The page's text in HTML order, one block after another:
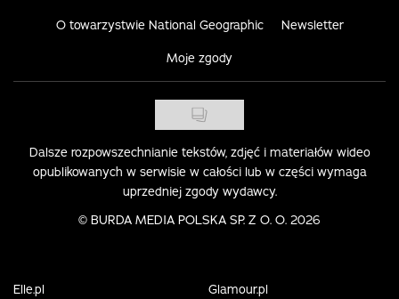
O towarzystwie National Geographic Newsletter
Moje zgody
Dalsze rozpowszechnianie tekstów, zdjęć i materiałów wideo
opublikowanych w serwisie w całości lub w części wymaga
uprzedniej zgody wydawcy.
© BURDA MEDIA POLSKA SP. Z O. O. 2026
Elle.pl
Glamour.pl